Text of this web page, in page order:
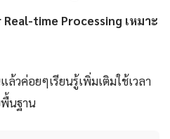
time Processing เหมาะ
ล้วค่อยๆเรียนรู้เพิ่มเติมใช้เวลา
นฐาน